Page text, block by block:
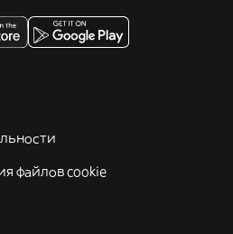
файлов cookie